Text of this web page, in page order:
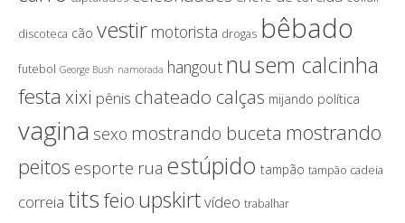
discoteca cão vestir motorista drogas bêbado
futebol George Bush namorada hangout nusem calcinha
festa xixi pênis chateado calças mijando política
vagina sexo mostrando buceta mostrando
peitos esporte rua estúpido tampão tampão cadeia
correia titsfeio upskirtvídeo trabalhar